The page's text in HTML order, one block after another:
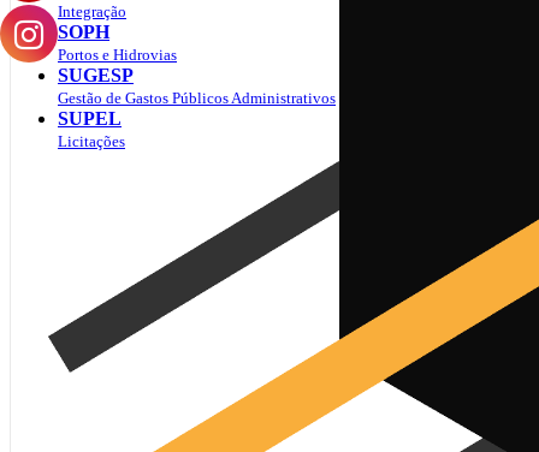
Integração
SOPH
Portos e Hidrovias
SUGESP
Gestão de Gastos Públicos Administrativos
SUPEL
Licitações